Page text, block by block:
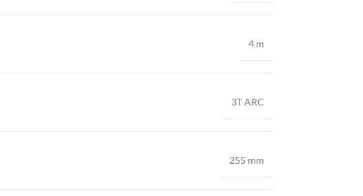
4 m
3T ARC
255 mm